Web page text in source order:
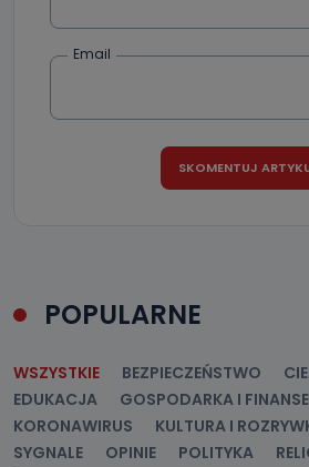
Email
POPULARNE
WSZYSTKIE BEZPIECZEŃSTWO
EDUKACJA
GOSPODARKA I FINANSE
KORONAWIRUS
KULTURA I
SYGNALE
OPINIE POLITYKA